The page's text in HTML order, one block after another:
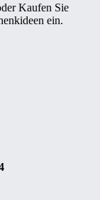
Kaufen Sie
ein.